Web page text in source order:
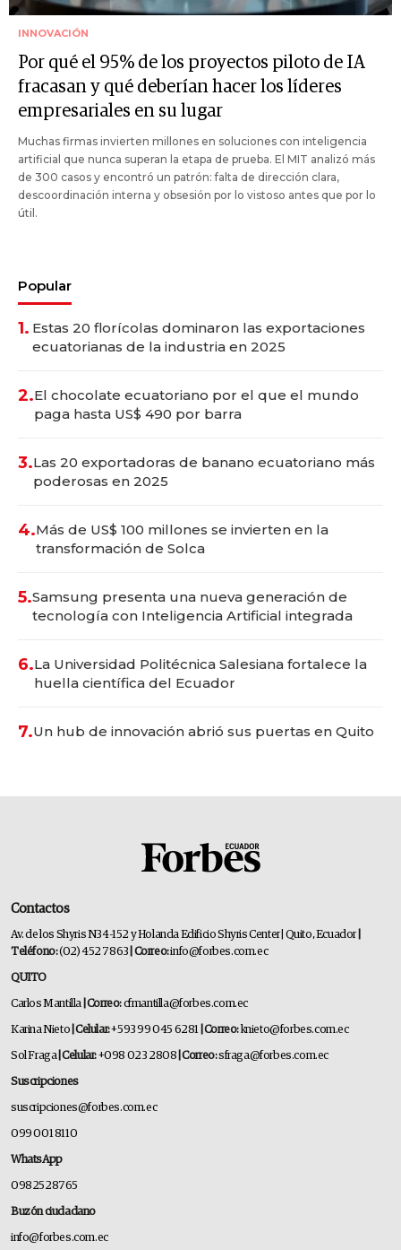
INNOVACIÓN
Por qué el 95% de los proyectos piloto de IA
fracasan y qué deberían hacer los líderes
empresariales en su lugar
Muchas firmas invierten millones en soluciones con inteligencia
artificial que nunca superan la etapa de prueba. El MIT analizó más
de 300 casos y encontró un patrón: falta de dirección clara,
descoordinación interna y obsesión por lo vistoso antes que por lo
útil.
Popular
1. Estas 20 florícolas dominaron las exportaciones
ecuatorianas de la industria en 2025
2.El chocolate ecuatoriano por el que el mundo
paga hasta US$ 490 por barra
3.Las 20 exportadoras de banano ecuatoriano más
poderosas en 2025
4.Más de US$ 100 millones se invierten en la
transformación de Solca
5.Samsung presenta una nueva generación de
tecnología con Inteligencia Artificial integrada
6.La Universidad Politécnica Salesiana fortalece la
huella científica del Ecuador
7.Un hub de innovación abrió sus puertas en Quito
Contactos
Av. de los Shyris N34-152 y Holanda Edificio Shyris Center | Quito, Ecuador
Teléfono:(02) 452 7863 | Correo:info@forbes.com.ec
QUITO
Carlos Mantilla | Correo:cfmantilla@forbes.com.ec
Karina Nieto | Celular:+593 99 045 6281 | Correo:knieto@forbes.com.ec
Sol Fraga| Celular:+098 023 2808 | Correo:sfraga@forbes.com.ec
Suscripciones
suscripciones@forbes.com.ec
099 001 8110
WhatsApp
0982528765
Buzón ciudadano
info@forbes.com.ec